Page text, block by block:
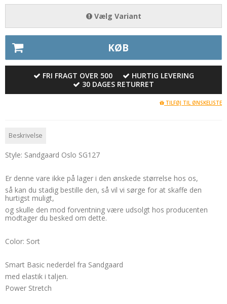
Vælg Variant
KØB
FRI FRAGT OVER 500
HURTIG LEVERING
30 DAGES RETURRET
TILFØJ TIL ØNSKELISTE
Beskrivelse
Style: Sandgaard Oslo SG127
Er denne vare ikke på lager i den ønskede størrelse hos os,
så kan du stadig bestille den, så vil vi sørge for at skaffe den
hurtigst muligt,
og skulle den mod forventning være udsolgt hos producenten
modtager du besked om dette.
Color: Sort
Smart Basic nederdel fra Sandgaard
med elastik i taljen.
Power Stretch